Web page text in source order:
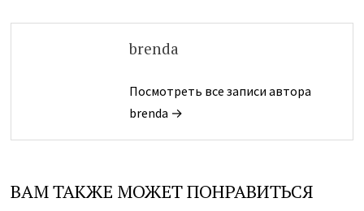
brenda
Посмотреть все записи автора
brenda →
ВАМ ТАКЖЕ МОЖЕТ ПОНРАВИТЬСЯ